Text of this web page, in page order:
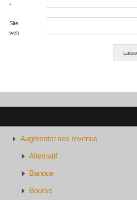
*
Site
web
Augmenter ses revenus
Alternatif
Banque
Bourse